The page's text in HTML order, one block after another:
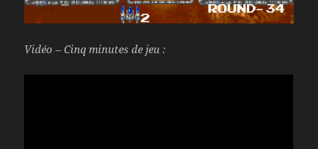
Vidéo – Cinq minutes de jeu :